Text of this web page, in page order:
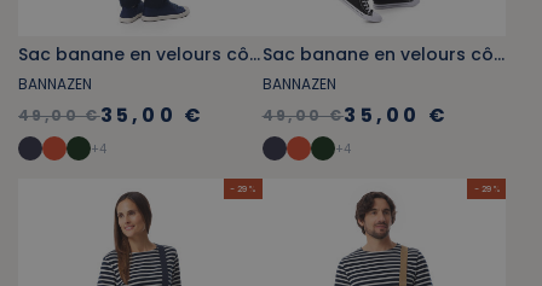
Sac banane en velours côtelé bleu provençal
BANNAZEN
49,00 €35,00 €
+4
Sac banane en velours côtelé vieux rose
BANNAZEN
49,00 €35,00 €
+4
- 29 % - 29 %